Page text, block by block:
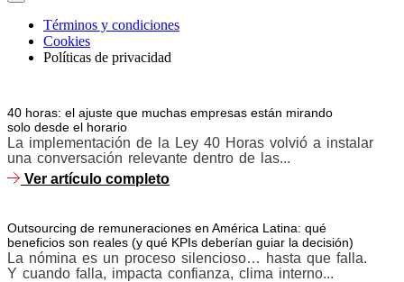
Términos y condiciones
Cookies
Políticas de privacidad
40 horas: el ajuste que muchas empresas están mirando
solo desde el horario
La implementación de la Ley 40 Horas volvió a instalar
una conversación relevante dentro de las...
Ver artículo completo
Outsourcing de remuneraciones en América Latina: qué
beneficios son reales (y qué KPIs deberían guiar la decisión)
La nómina es un proceso silencioso… hasta que falla.
Y cuando falla, impacta confianza, clima interno...